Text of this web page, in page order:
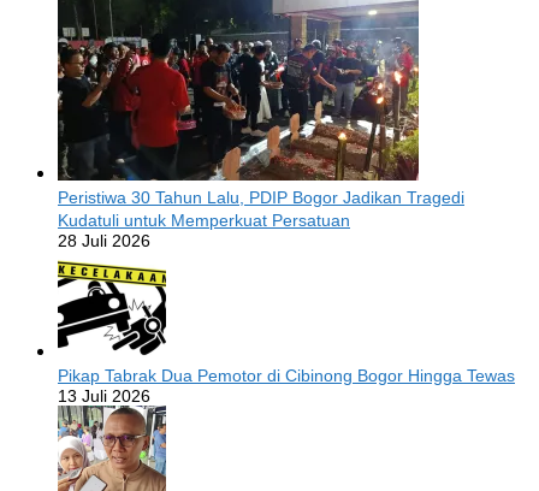
Peristiwa 30 Tahun Lalu, PDIP Bogor Jadikan Tragedi
Kudatuli untuk Memperkuat Persatuan
28 Juli 2026
Pikap Tabrak Dua Pemotor di Cibinong Bogor Hingga Tewas
13 Juli 2026